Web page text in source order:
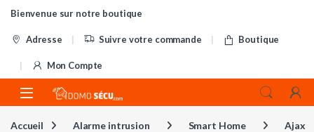
Skip to navigation
Skip to content
Bienvenue sur notre boutique
Adresse Suivre votre commande Boutique
Mon Compte
Accueil Alarme intrusion Smart Home Ajax